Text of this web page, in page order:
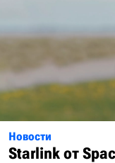
Новости
Starlink от